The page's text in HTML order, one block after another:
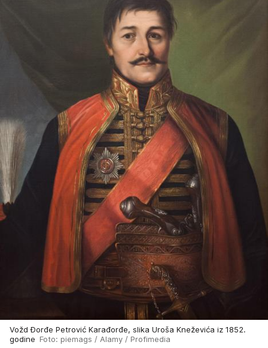
Vožd Đorđe Petrović Karađorđe, slika Uroša Kneževića iz 1852.
godine Foto: piemags / Alamy / Profimedia